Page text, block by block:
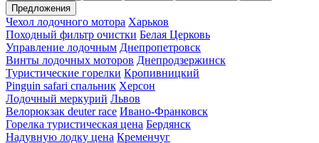
Предложения
Чехол лодочного мотора Харьков
Походный фильтр очистки Белая Церковь
Управление лодочным Днепропетровск
Винты лодочных моторов Днепродзержинск
Туристические горелки Кропивницкий
Pinguin safari спальник Херсон
Лодочный меркурий Львов
Велорюкзак deuter race Ивано-Франковск
Горелка туристическая цена Бердянск
Надувную лодку цена Кременчуг